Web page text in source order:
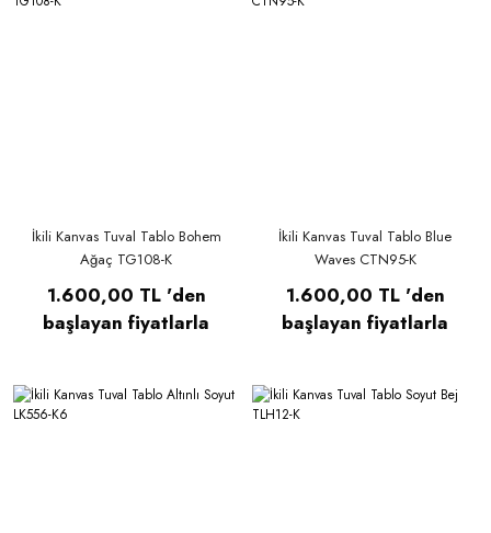
İkili Kanvas Tuval Tablo Bohem
Ağaç TG108-K
1.600,00 TL 'den
başlayan fiyatlarla
İkili Kanvas Tuval Tablo Blue
Waves CTN95-K
1.600,00 TL 'den
başlayan fiyatlarla